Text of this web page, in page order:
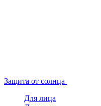
Защита от солнца
Для лица